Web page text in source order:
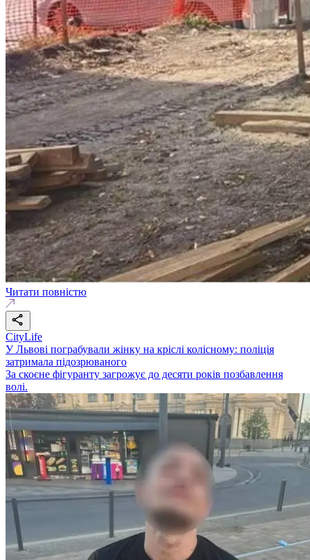
Читати повністю
CityLife
У Львові пограбували жінку на кріслі колісному: поліція
затримала підозрюваного
За скоєне фігуранту загрожує до десяти років позбавлення
волі.